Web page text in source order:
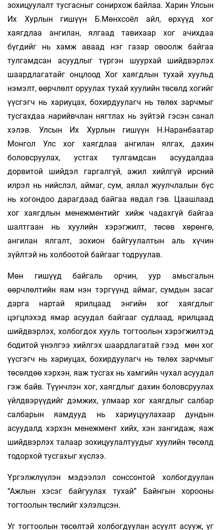
зохицуулалт тусгасныг сонирхож байлаа. Харин Улсын
Их Хурлын гишүүн Б.Мөнхсоёл айл, өрхүүд хог
хаягдлаа ангилан, ялгаад тавихаар хог ачихдаа
бүгдийг нь хамж аваад нэг газар овоолж байгаа
тулгамдсан асуудлыг түргэн шуурхай шийдвэрлэх
шаардлагатайг онцлоод Хог хаягдлын тухай хуульд
нэмэлт, өөрчлөлт оруулах тухай хуулийн төсөлд хогийг
үүсгэгч нь хариуцах, бохирдуулагч нь төлөх зарчмыг
тусгахдаа нарийвчлан нягтлах нь зүйтэй гэсэн санал
хэлэв. Улсын Их Хурлын гишүүн Н.Наранбаатар
Монгол Улс хог хаягдлаа ангилан ялгах, дахин
боловсруулах, устгах тулгамдсан асуудалдаа
дорвитой шийдэл гаргалгүй, ажил хийлгүй ирсний
илрэл нь нийслэл, аймаг, сум, аялал жуулчлалын бүс
нь хогондоо дарагдаад байгаа явдал гэв. Цаашлаад
хог хаягдлын менежментийг хийж чадахгүй байгаа
шалтгаан нь хуулийн хэрэгжилт, төсөв хөрөнгө,
ангилан ялгалт, зохион байгуулалтын аль хүчин
зүйлтэй нь холбоотой байгааг тодруулав.
Мөн гишүүд байгаль орчин, уур амьсгалын
өөрчлөлтийн яам нэн тэргүүнд аймаг, сумдын засаг
дарга нартай ярилцаад энгийн хог хаягдлыг
цэгцлэхэд ямар асуудал байгааг судлаад, ярилцаад
шийдвэрлэх, холбогдох хууль тогтоолын хэрэгжилтэд
бодитой үнэлгээ хийлгэх шаардлагатай гээд мөн хог
үүсгэгч нь хариуцах, бохирдуулагч нь төлөх зарчмыг
төсөлдөө хэрхэн, яаж тусгах нь хамгийн чухал асуудал
гэж байв. Түүнчлэн хог, хаягдлыг дахин боловсруулах
үйлдвэрүүдийг дэмжих, улмаар хог хаягдлыг салбар
салбарын яамдууд нь хариуцуулахаар дундын
асуудалд хэрхэн менежмент хийх, хэн зангидаж, яаж
шийдвэрлэх талаар зохицуулалтуудыг хуулийн төсөлд
тодорхой тусгахыг хүслээ.
Үргэлжлүүлэн мэдээлэл сонссонтой холбогдуулан
“Ажлын хэсэг байгуулах тухай” Байнгын хорооны
тогтоолын төслийг хэлэлцсэн.
Уг тогтоолын төсөлтэй холбогдуулан асуулт асууж, үг